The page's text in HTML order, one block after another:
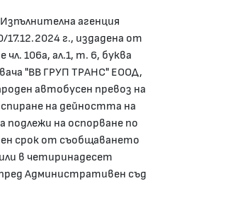
агенция
г., издадена от
106а, ал.1, т. 6, буква
"ВВ ГРУП ТРАНС" ЕООД,
автобусен превоз на
на дейността на
на оспорване по
срок от съобщаването
в четиринадесет
Административен съд